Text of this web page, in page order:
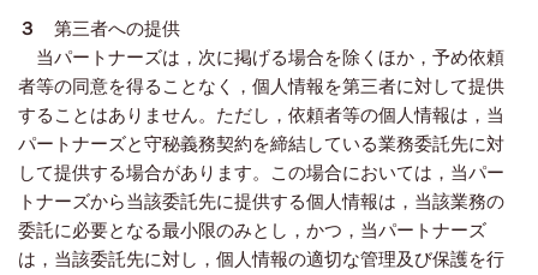
３
第三者への提供
当パートナーズは，次に掲げる場合を除くほか，予め依頼
者等の同意を得ることなく，個人情報を第三者に対して提供
することはありません。ただし，依頼者等の個人情報は，当
パートナーズと守秘義務契約を締結している業務委託先に対
して提供する場合があります。この場合においては，当パー
トナーズから当該委託先に提供する個人情報は，当該業務の
委託に必要となる最小限のみとし，かつ，当パートナーズ
は，当該委託先に対し，個人情報の適切な管理及び保護を行